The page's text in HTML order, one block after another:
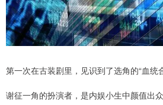
第一次在古装剧里，见识到了选角的“血统合
谢征一角的扮演者，是内娱小生中颜值出众